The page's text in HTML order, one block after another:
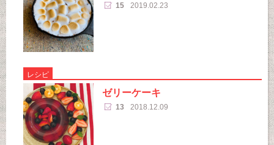
15 2019.02.23
レシピ
ゼリーケーキ
13 2018.12.09